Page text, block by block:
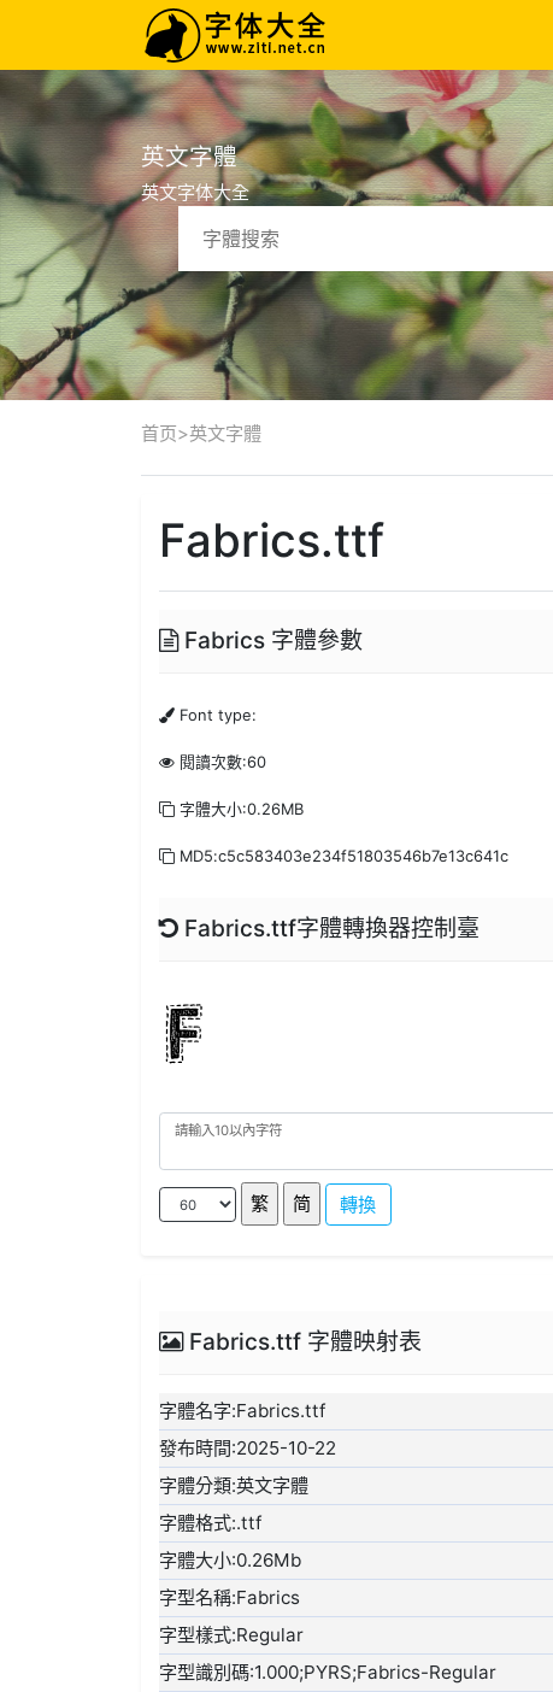
英文字體
英文字体大全
首页>英文字體
Fabrics.ttf
Fabrics 字體參數
Font type:
閱讀次數:60
字體大小:0.26MB
MD5:c5c583403e234f51803546b7e13c641c
Fabrics.ttf字體轉換器控制臺
轉換
Fabrics.ttf 字體映射表
字體名字:Fabrics.ttf
發布時間:2025-10-22
字體分類:英文字體
字體格式:.ttf
字體大小:0.26Mb
字型名稱:Fabrics
字型樣式:Regular
字型識別碼:1.000;PYRS;Fabrics-Regular